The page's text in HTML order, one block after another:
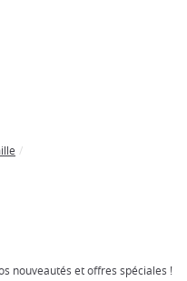
nouveautés et offres spéciales !